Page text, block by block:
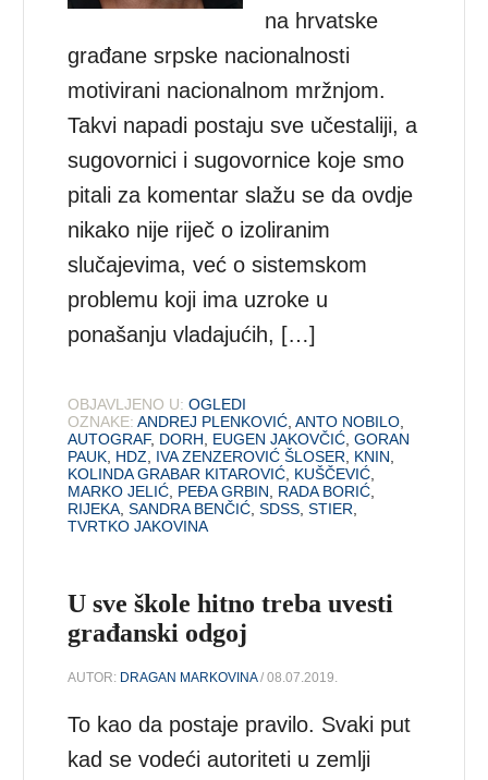
na hrvatske
građane srpske nacionalnosti
motivirani nacionalnom mržnjom.
Takvi napadi postaju sve učestaliji, a
sugovornici i sugovornice koje smo
pitali za komentar slažu se da ovdje
nikako nije riječ o izoliranim
slučajevima, već o sistemskom
problemu koji ima uzroke u
ponašanju vladajućih, […]
OBJAVLJENO U: OGLEDI
OZNAKE: ANDREJ PLENKOVIĆ ,ANTO NOBILO
AUTOGRAF, DORH EUGEN JAKOVČIĆ ,GORAN
PAUK HDZ IVA ZENZEROVIĆ ŠLOSER KNIN
KOLINDA GRABAR KITAROVIĆ KUŠČEVIĆ
MARKO JELIĆ PEĐA GRBIN RADA BORIĆ
RIJEKA ,SANDRA BENČIĆ ,SDSS ,STIER
TVRTKO JAKOVINA
U sve škole hitno treba uvesti
građanski odgoj
AUTOR: DRAGAN MARKOVINA/ 08.07.2019.
To kao da postaje pravilo. Svaki put
kad se vodeći autoriteti u zemlji